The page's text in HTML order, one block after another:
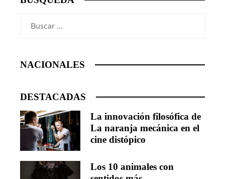
NACIONALES
DESTACADAS
La innovación filosófica de
La naranja mecánica en el
cine distópico
Los 10 animales con